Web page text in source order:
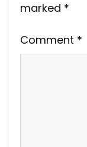
marked *
Comment *